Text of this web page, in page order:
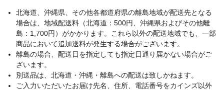
北海道、沖縄県、その他各都道府県の離島地域が配送先となる
場合は、地域配送料（北海道：500円、沖縄県およびその他離
島：1,700円）がかかります。これら以外の配送地域でも、一部
商品において追加送料が発生する場合がございます。
離島の場合、配送日を指定しても指定日通り届かない場合がご
ざいます。
別送品は、北海道・沖縄・離島への配送は致しかねます。
ご入力いただいたお届け先名、住所、電話番号をカインズ以外